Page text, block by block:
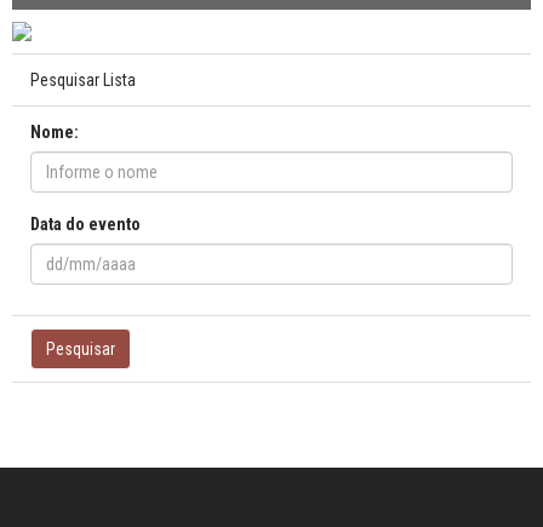
Pesquisar Lista
Nome:
Data do evento
Pesquisar